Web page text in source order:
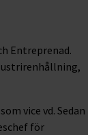
Entreprenad.
vice vd. Sedan
för